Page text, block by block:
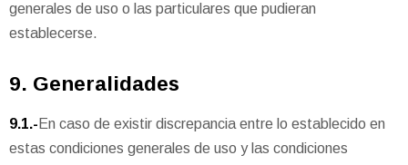
generales de uso o las particulares que pudieran
establecerse.
9. Generalidades
9.1.- En caso de existir discrepancia entre lo establecido en
estas condiciones generales de uso y las condiciones